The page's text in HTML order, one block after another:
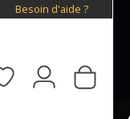
Besoin d'aide ?